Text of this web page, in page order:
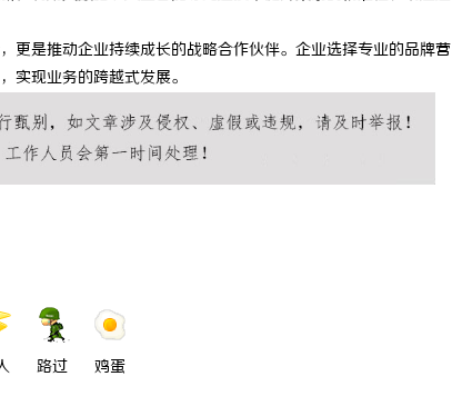
更是推动企业持续成长的战略合作伙伴。企业选择专业的品牌营
实现业务的跨越式发展。
路过 鸡蛋